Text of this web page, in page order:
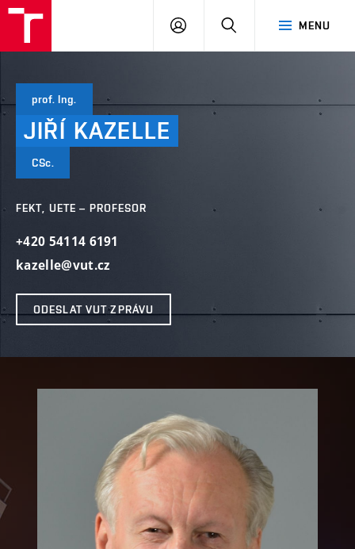
MENU
PŘIHLÁSIT
prof. Ing.
JIŘÍ KAZELLE
CSc.
FEKT, UETE – PROFESOR
+420 54114 6191
kazelle@vut.cz
ODESLAT VUT ZPRÁVU